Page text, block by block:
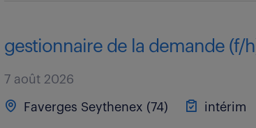
gestionnaire de la demande (f/
7 août 2026
Faverges Seythenex (74) intérim